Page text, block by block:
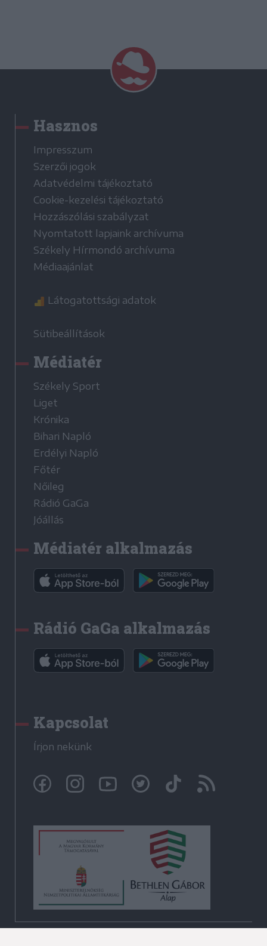
Hasznos
Impresszum
Szerzői jogok
Adatvédelmi tájékoztató
Cookie-kezelési tájékoztató
Hozzászólási szabályzat
Nyomtatott lapjaink archívuma
Székely Hírmondó archívuma
Médiaajánlat
Látogatottsági adatok
Sütibeállítások
Médiatér
Székely Sport
Liget
Krónika
Bihari Napló
Erdélyi Napló
Főtér
Nőileg
Rádió GaGa
Jóállás
Médiatér alkalmazás
Rádió GaGa alkalmazás
Kapcsolat
Írjon nekünk